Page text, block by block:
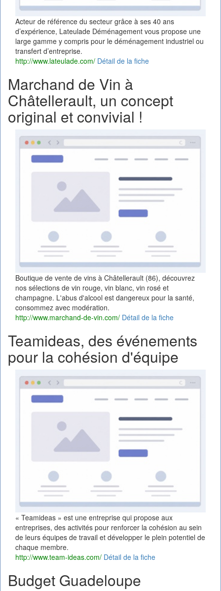
Acteur de référence du secteur grâce à ses 40 ans
d’expérience, Lateulade Déménagement vous propose une
large gamme y compris pour le déménagement industriel ou
transfert d’entreprise.
http://www.lateulade.com/ Détail de la fiche
Marchand de Vin à
Châtellerault, un concept
original et convivial !
Boutique de vente de vins à Châtellerault (86), découvrez
nos sélections de vin rouge, vin blanc, vin rosé et
champagne. L'abus d'alcool est dangereux pour la santé,
consommez avec modération.
http://www.marchand-de-vin.com/ Détail de la fiche
Teamideas, des événements
pour la cohésion d'équipe
« Teamideas » est une entreprise qui propose aux
entreprises, des activités pour renforcer la cohésion au sein
de leurs équipes de travail et développer le plein potentiel de
chaque membre.
http://www.team-ideas.com/ Détail de la fiche
Budget Guadeloupe